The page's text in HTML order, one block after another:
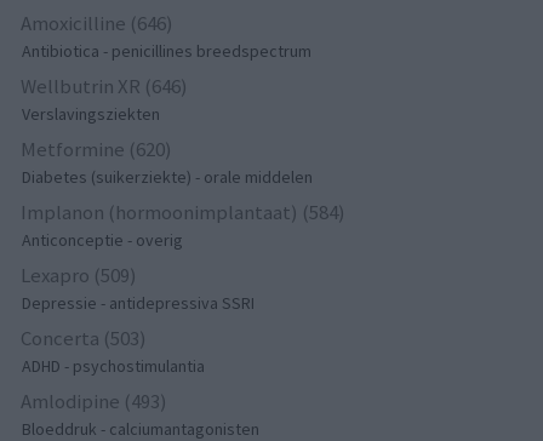
Amoxicilline (646)
Antibiotica - penicillines breedspectrum
Wellbutrin XR (646)
Verslavingsziekten
Metformine (620)
Diabetes (suikerziekte) - orale middelen
Implanon (hormoonimplantaat) (584)
Anticonceptie - overig
Lexapro (509)
Depressie - antidepressiva SSRI
Concerta (503)
ADHD - psychostimulantia
Amlodipine (493)
Bloeddruk - calciumantagonisten